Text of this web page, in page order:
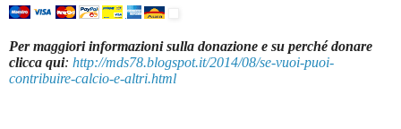
Per maggiori informazioni sulla donazione e su perché donare
clicca qui: http://mds78.blogspot.it/2014/08/se-vuoi-puoi-
contribuire-calcio-e-altri.html